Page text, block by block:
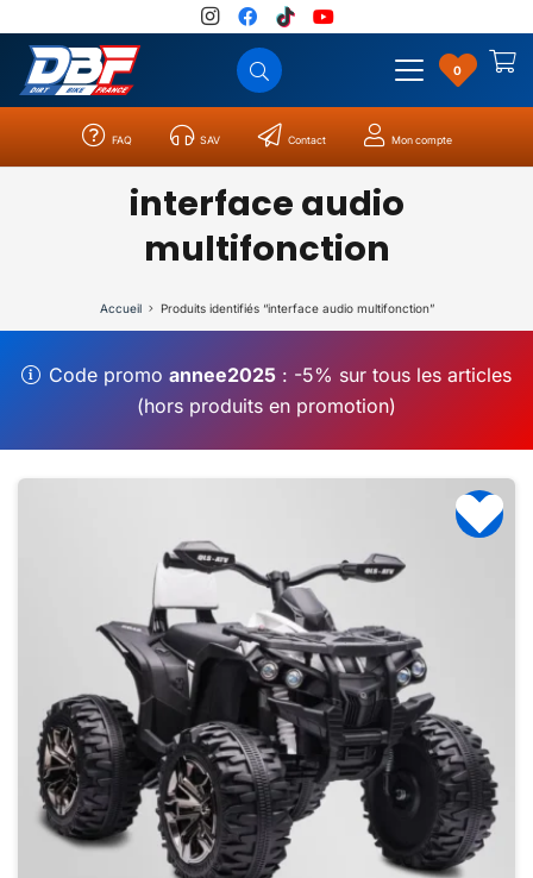
0
FAQ SAV Contact Mon compte
interface audio
multifonction
Accueil Produits identifiés “interface audio multifonction”
Code promo annee2025: -5% sur tous les articles
(hors produits en promotion)
Catégories Résultats